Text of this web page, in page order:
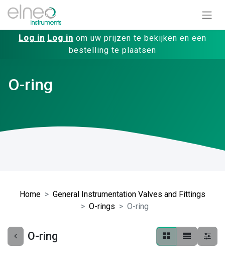
Log in Log in om uw prijzen te bekijken en een
bestelling te plaatsen
O-ring
Home
General Instrumentation Valves and Fittings
O-rings
O-ring
O-ring